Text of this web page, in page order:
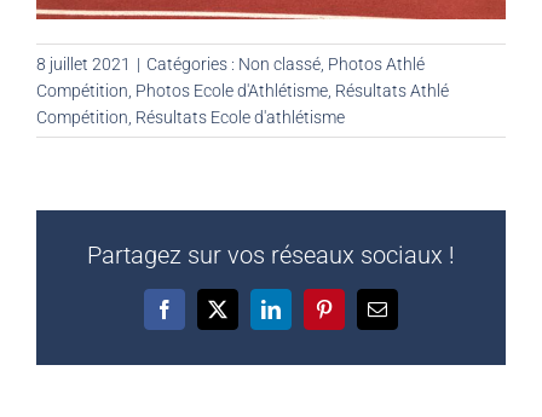
8 juillet 2021 | Catégories : Non classé Photos Athlé
Compétition Photos Ecole d'Athlétisme Résultats Athlé
Compétition Résultats Ecole d'athlétisme
Partagez sur vos réseaux sociaux !
Facebook
X LinkedInPinterestEmail